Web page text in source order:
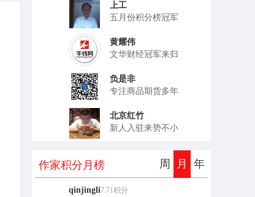
上工
五月份积分榜冠军
黄耀伟
文华财经冠军来归
负是非
专注商品期货多年
北京红竹
新人入驻来势不小
作家积分 月 榜 周 月 年
qinjingli7.71积分